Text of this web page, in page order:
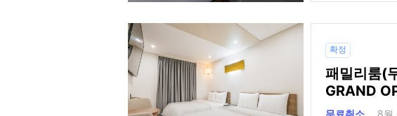
확정
패밀리룸(
GRAND